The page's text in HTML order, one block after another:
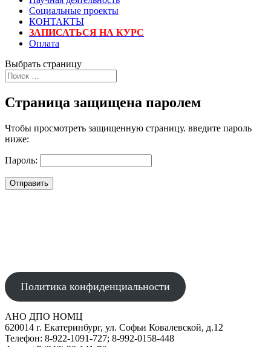
Социальные проекты
КОНТАКТЫ
ЗАПИСАТЬСЯ НА КУРС
Оплата
Выбрать страницу
Страница защищена паролем
Чтобы просмотреть защищенную страницу. введите пароль
ниже:
Пароль:
Отправить
Политика конфиденциальности
АНО ДПО НОМЦ
620014 г. Екатеринбург, ул. Софьи Ковалевской, д.12
Телефон: 8-922-1091-727; 8-992-0158-448